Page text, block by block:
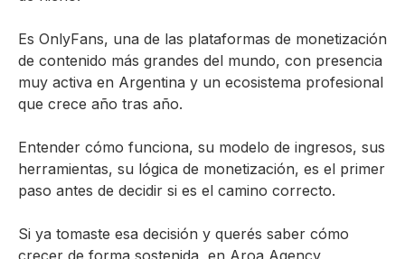
Es OnlyFans, una de las plataformas de monetización
de contenido más grandes del mundo, con presencia
muy activa en Argentina y un ecosistema profesional
que crece año tras año.
Entender cómo funciona, su modelo de ingresos, sus
herramientas, su lógica de monetización, es el primer
paso antes de decidir si es el camino correcto.
Si ya tomaste esa decisión y querés saber cómo
crecer de forma sostenida, en Aroa Agency